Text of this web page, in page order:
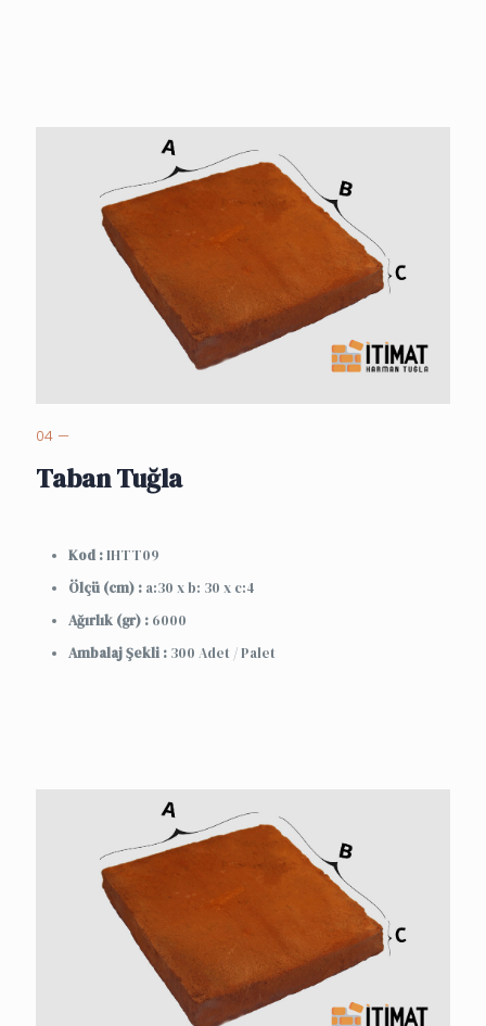
04 —
Taban Tuğla
Kod :IHTT09
Ölçü (cm) : a:30 x b: 30 x c:4
Ağırlık (gr) : 6000
Ambalaj Şekli : 300 Adet / Palet